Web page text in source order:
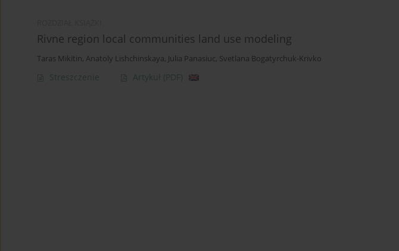
Rivne region local communities land use modeling
Taras Mikitin, Anatoly Lishchinskaya, Julia Panasiuc, Svetlana Bogatyrchuk-Krivko
Streszczenie Artykuł (PDF)